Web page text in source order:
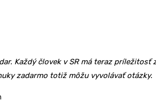
Každý človek v SR má teraz
zadarmo totiž môžu vyvolávať otázky.